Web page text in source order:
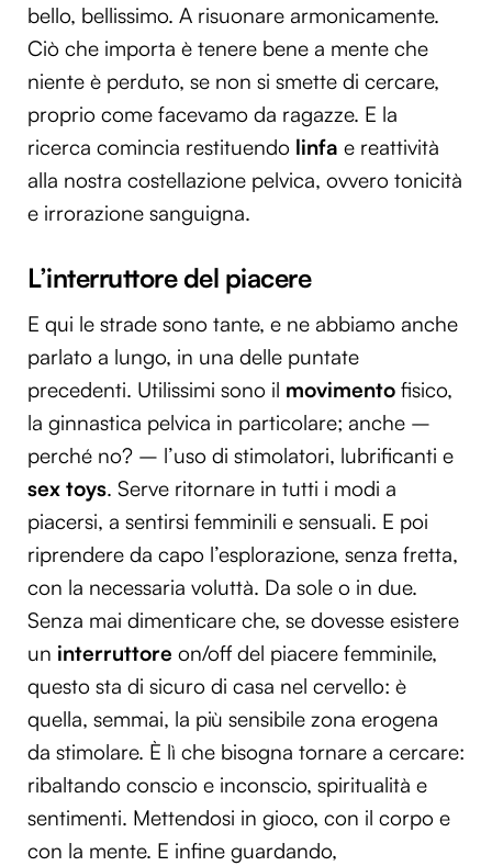
bello, bellissimo. A risuonare armonicamente.
Ciò che importa è tenere bene a mente che
niente è perduto, se non si smette di cercare,
proprio come facevamo da ragazze. E la
ricerca comincia restituendo linfa e reattività
alla nostra costellazione pelvica, ovvero tonicità
e irrorazione sanguigna.
L’interruttore del piacere
E qui le strade sono tante, e ne abbiamo anche
parlato a lungo, in una delle puntate
precedenti. Utilissimi sono il movimento fisico,
la ginnastica pelvica in particolare; anche –
perché no? – l’uso di stimolatori, lubrificanti e
sex toys. Serve ritornare in tutti i modi a
piacersi, a sentirsi femminili e sensuali. E poi
riprendere da capo l’esplorazione, senza fretta,
con la necessaria voluttà. Da sole o in due.
Senza mai dimenticare che, se dovesse esistere
un interruttore on/off del piacere femminile,
questo sta di sicuro di casa nel cervello: è
quella, semmai, la più sensibile zona erogena
da stimolare. È lì che bisogna tornare a cercare:
ribaltando conscio e inconscio, spiritualità e
sentimenti. Mettendosi in gioco, con il corpo e
con la mente. E infine guardando,